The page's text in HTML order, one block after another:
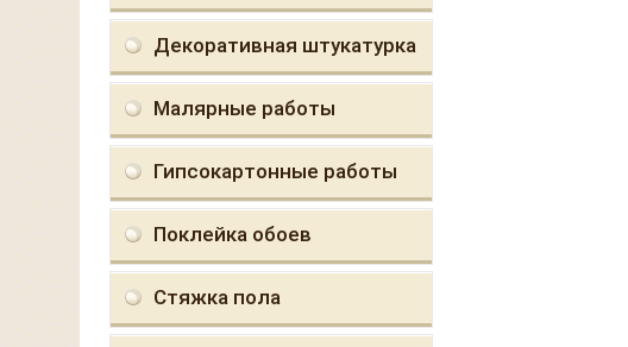
Декоративная штукатурка
Малярные работы
Гипсокартонные работы
Поклейка обоев
Стяжка пола